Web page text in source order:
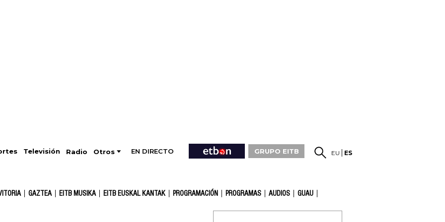
Televisión Radio Otros EN DIRECTO GRUPO EITB EU ES
GAZTEA EITB MUSIKA EITB EUSKAL KANTAK PROGRAMACIÓN PROGRAMAS AUDIOS GUAU